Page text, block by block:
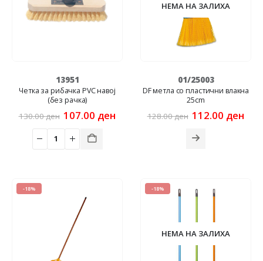
13951
Четка за рибачка PVC навој
(без рачка)
130.00ден Original
was:
130.00 ден.
107.00 ден Current
НЕМА НА ЗАЛИХА
01/25003
DF метла со пластични влакна
25cm
128.00ден Original
was:
128.00 ден.
112.00 ден
-18% -18%
НЕМА НА ЗАЛИХА